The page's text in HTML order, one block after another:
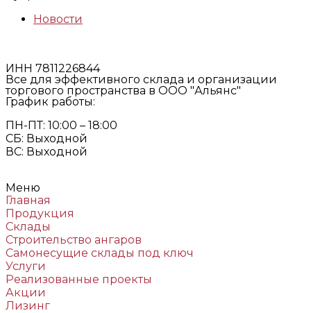
Новости
ИНН 7811226844
Все для эффективного склада и организации
торгового пространства в ООО "Альянс"
График работы:
ПН-ПТ: 10:00 – 18:00
СБ: Выходной
ВС: Выходной
Меню
Главная
Продукция
Склады
Строительство ангаров
Самонесущие склады под ключ
Услуги
Реализованные проекты
Акции
Лизинг